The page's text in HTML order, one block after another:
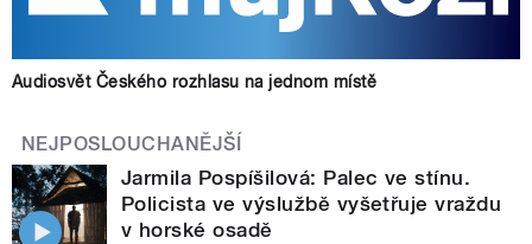
Audiosvět Českého rozhlasu na jednom místě
NEJPOSLOUCHANĚJŠÍ
Jarmila Pospíšilová: Palec ve stínu.
Policista ve výslužbě vyšetřuje vraždu
v horské osadě